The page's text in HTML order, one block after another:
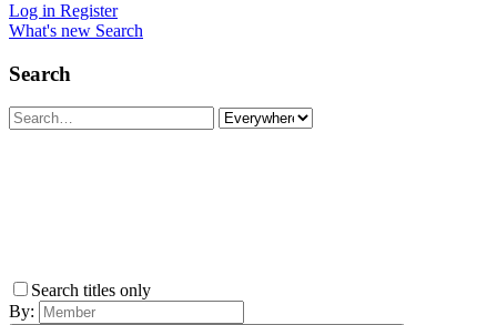
Log in Register
What's new Search
Search
Search titles only
By: